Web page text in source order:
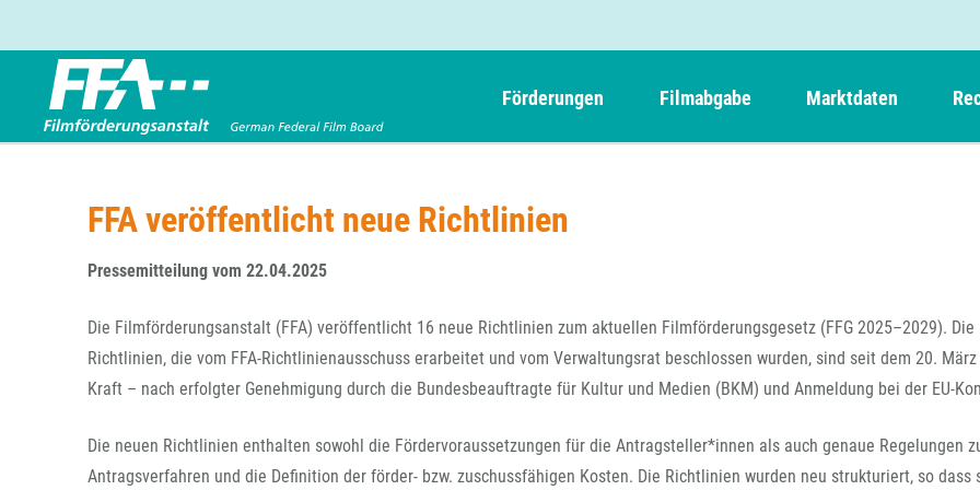
Förderungen
Entwicklungsförderung
Produktionsförderung
Verleihförderung
Folgevorhaben aus BKM-Preismitteln
Förderprogramm Filmerbe
Eigenkapitalaufstockung
überspringen
Webinare
Nachhaltigkeit
Erlösabrechnung
Exportbeitrag
Filmabgabe Marktdaten
FFA 2025
Die FFA in Kürze
Gremien
Referendariat
Vergabebekanntmachung
German Films und Vision Kino
FFA International
FFA veröffentlicht neue Richtlinien
Pressemitteilung vom 22.04.2025
Die Filmförderungsanstalt (FFA) veröffentlicht 16 neue Richtlinien zum aktuellen Filmförderungsgesetz (FFG 2025–2029). Die
Richtlinien, die vom FFA-Richtlinienausschuss erarbeitet und vom Verwaltungsrat beschlossen wurden, sind seit dem 20.
Kraft – nach erfolgter Genehmigung durch die Bundesbeauftragte für Kultur und Medien (BKM) und Anmeldung bei der EU-
Die neuen Richtlinien enthalten sowohl die Fördervoraussetzungen für die Antragsteller*innen als auch genaue Regelungen
Antragsverfahren und die Definition der förder- bzw. zuschussfähigen Kosten. Die Richtlinien wurden neu strukturiert, so dass
Twitter Mail